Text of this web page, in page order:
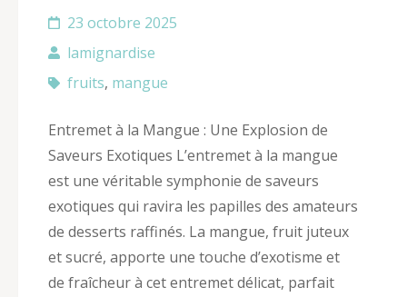
23 octobre 2025
lamignardise
fruits, mangue
Entremet à la Mangue : Une Explosion de
Saveurs Exotiques L’entremet à la mangue
est une véritable symphonie de saveurs
exotiques qui ravira les papilles des amateurs
de desserts raffinés. La mangue, fruit juteux
et sucré, apporte une touche d’exotisme et
de fraîcheur à cet entremet délicat, parfait